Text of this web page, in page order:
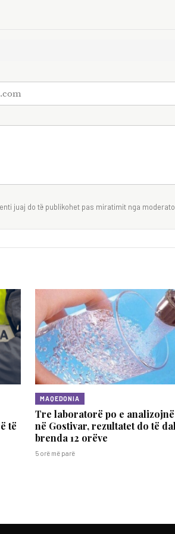
juaj do të publikohet pas miratimit nga
të
MAQEDONIA
Tre laboratorë po e
në Gostivar, rezultatet do të
brenda 12 orëve
5 orë më parë